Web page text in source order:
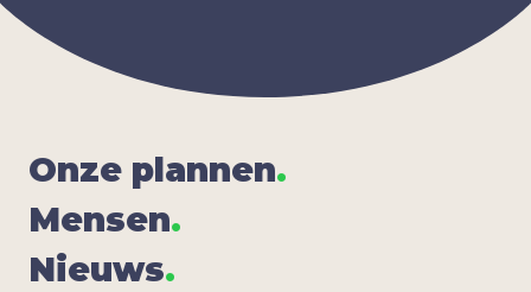
Onze plan­nen.
Men­sen.
Nieuws.